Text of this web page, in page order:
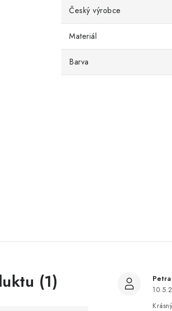
Český výrobce
Materiál
Barva
(1)